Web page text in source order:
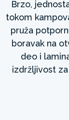
Brzo,
tokom
pruža
boravak na
deo i
izdržljivost